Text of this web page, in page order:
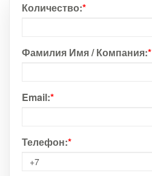
Количество:*
Фамилия Имя / Компания:*
Email:*
Телефон:*